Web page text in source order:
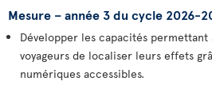
Mesure – année 3 du cycle 2026-
Développer les capacités permettant
voyageurs de localiser leurs effets
numériques accessibles.